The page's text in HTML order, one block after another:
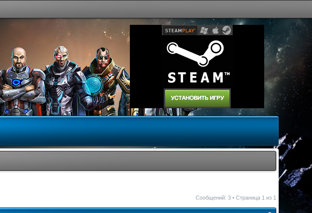
Сообщений: 3 • Страница 1 из 1